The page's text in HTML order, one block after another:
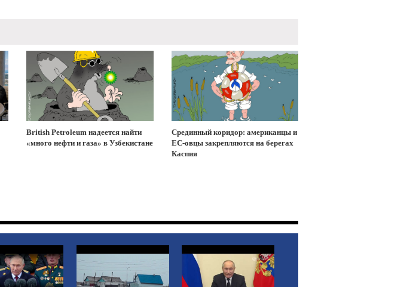
British Petroleum надеется найти
«много нефти и газа» в Узбекистане
Срединный коридор: американцы и
ЕС-овцы закрепляются на берегах
Каспия